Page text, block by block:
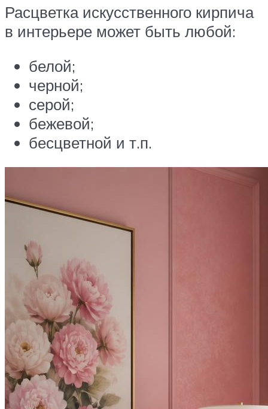
Расцветка искусственного кирпича
в интерьере может быть любой:
белой;
черной;
серой;
бежевой;
бесцветной и т.п.